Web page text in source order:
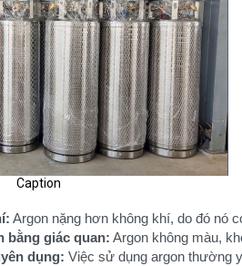
Caption
Argon nặng hơn không khí, do đó nó
bằng giác quan: Argon không màu,
dụng: Việc sử dụng argon thường